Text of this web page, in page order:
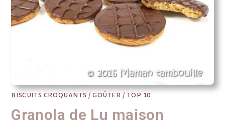
BISCUITS CROQUANTS /GOÛTER / TOP 10
Granola de Lu maison